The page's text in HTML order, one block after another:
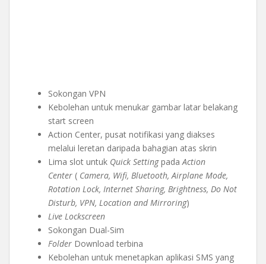
Sokongan VPN
Kebolehan untuk menukar gambar latar belakang
start screen
Action Center, pusat notifikasi yang diakses
melalui leretan daripada bahagian atas skrin
Lima slot untuk Quick Settingpada Action
Center ( Camera, Wifi, Bluetooth, Airplane Mode,
Rotation Lock, Internet Sharing, Brightness, Do Not
Disturb, VPN, Location and Mirroring)
Live Lockscreen
Sokongan Dual-Sim
Folder Download terbina
Kebolehan untuk menetapkan aplikasi SMS yang